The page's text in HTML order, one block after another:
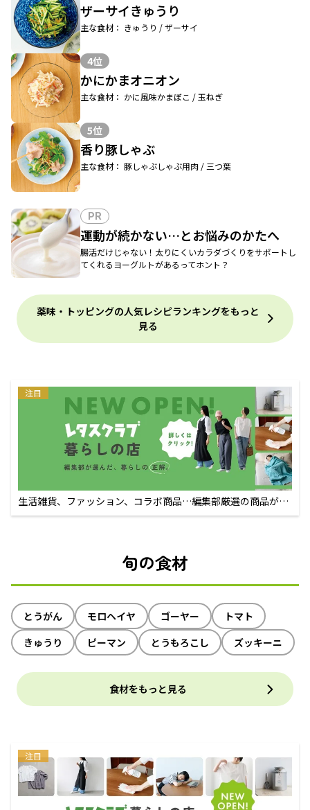
ザーサイきゅうり
主な食材： きゅうり / ザーサイ
4位
かにかまオニオン
主な食材： かに風味かまぼこ / 玉ねぎ
5位
香り豚しゃぶ
主な食材： 豚しゃぶしゃぶ用肉 / 三つ葉
PR
運動が続かない…とお悩みのかたへ
腸活だけじゃない！太りにくいカラダづくりをサポートし
てくれるヨーグルトがあるってホント？
薬味・トッピングの人気レシピランキングをもっと
見る
注目
生活雑貨、ファッション、コラボ商品…編集部厳選の商品が買
えるECサイト
旬の食材
とうがん モロヘイヤ ゴーヤー
トマト
きゅうり
ピーマン とうもろこし ズッキーニ
食材をもっと見る
注目